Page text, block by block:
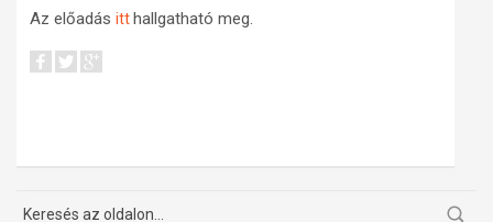
Az előadás itthallgatható meg.